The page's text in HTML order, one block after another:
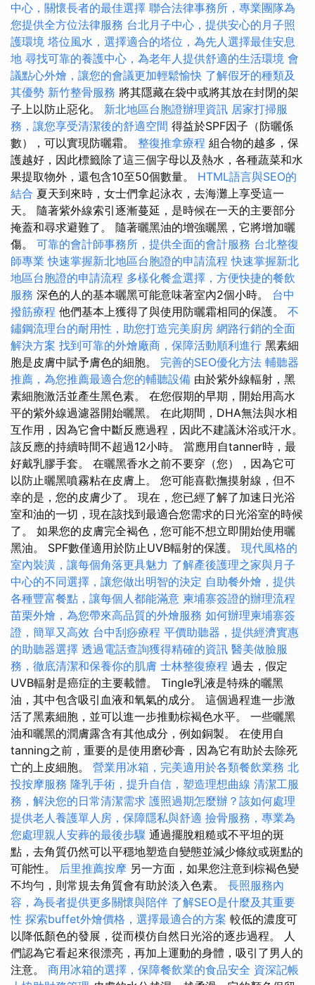
中心，關懷長者的最佳選擇 聯合法律事務所，專業團隊為
您提供全方位法律服務 台北月子中心，提供安心的月子照
護環境 塔位風水，選擇適合的塔位，為先人選擇最佳安息
地 尋找可靠的養護中心，為老年人提供舒適的生活環境 會
議點心外燴，讓您的會議更加輕鬆愉快 了解假牙的種類及
其優勢 新竹整骨服務 將其隱藏在袋中或將其放在封閉的架
子上以防止惡化。 新北地區台胞證辦理資訊 居家打掃服
務，讓您享受清潔後的舒適空間 得益於SPF因子（防曬係
數），可以實現防曬霜。 整復推拿療程 組合物的越多，保
護越好，因此標籤除了這三個字母以及熱水，各種蔬菜和水
果提取物外，還包含10至50個數量。 HTML語言與SEO的
結合 夏天到來時，女士們拿起泳衣，去海灘上享受這一
天。 隨著紫外線索引逐漸蔓延，是時候在一天的主要部分
掩蓋和尋求避難了。 隨著曬黑油的增強曬黑，它將增加曬
傷。 可靠的會計師事務所，提供全面的會計服務 台北整復
師專業 快速掌握新北地區台胞證的申請流程 快速掌握新北
地區台胞證的申請流程 多樣化餐盒選擇，方便快捷的餐飲
服務 深色的人的基本曬黑可能意味著室內2個小時。 台中
撥筋療程 他們基本上獲得了與使用防曬霜相同的保護。 不
鏽鋼流理台的耐用性，助您打造完美廚房 網路行銷的全面
解決方案 找到可靠的外燴廠商，保障活動順利進行 黑素細
胞是皮膚中賦予膚色的細胞。 完善的SEO優化方法 輔聽器
推薦，為您推薦最適合您的輔聽設備 由於紫外線輻射，黑
素細胞激活並產生黑色素。 在您假期的早期，開始用高水
平的紫外線過濾器開始曬黑。 在此期間，DHA無法與水相
互作用，因為它會中斷反應過程，因此不建議沐浴或汗水。
該反應的持續時間不超過12小時。 當應用自tanner時，最
好戴乳膠手套。 在曬黑香水之前不要穿（您），因為它可
以防止曬黑噴霧粘在皮膚上。 您可能喜歡撫摸射線，但不
幸的是，您的皮膚少了。 現在，您已經了解了加速日光浴
室和油的一切，現在該找到最適合您需求的日光浴室的時候
了。 如果您的皮膚完全褐色，您可能不想立即開始使用曬
黑油。 SPF數僅適用於防止UVB輻射的保護。 現代風格的
室內裝潢，讓每個角落更具魅力 了解產後護理之家與月子
中心的不同選擇，讓您做出明智的決定 自助餐外燴，提供
各種豐富餐點，讓每個人都能滿意 柬埔寨簽證的辦理流程
苗栗外燴，為您帶來高品質的外燴服務 如何辦理柬埔寨簽
證，簡單又高效 台中刮痧療程 平價助聽器，提供經濟實惠
的助聽器選擇 透過電話查詢獲得精確的資訊 醫美做臉服
務，徹底清潔和保養你的肌膚 士林整復療程 過去，假定
UVB輻射是癌症的主要載體。 Tingle乳液是特殊的曬黑
油，其中包含吸引血液和氧氣的成分。 這個過程進一步激
活了黑素細胞，並可以進一步推動棕褐色水平。 一些曬黑
油和曬黑的潤膚露含有其他成分，例如銅製。 在使用自
tanning之前，重要的是使用磨砂膏，因為它有助於去除死
亡的上皮細胞。 營業用冰箱，完美適用於各類餐飲業務 北
投按摩服務 隆乳手術，提升自信，塑造理想曲線 清潔工服
務，解決您的日常清潔需求 護照過期怎麼辦？該如何處理
提供老人養護單人房，保障隱私與舒適 撿骨服務，專業為
您處理親人安葬的最後步驟 通過擺脫粗糙或不平坦的斑
點，去角質仍然可以平穩地塑造自變態並減少條紋或斑點的
可能性。 后里推薦按摩 另一方面，如果您注意到棕褐色變
不均勻，則常規去角質會有助於淡入色素。 長照服務內
容，為長者提供更多關懷與陪伴 了解SEO是什麼及其重要
性 探索buffet外燴價格，選擇最適合的方案 較低的濃度可
以降低顏色的發展，從而模仿自然日光浴的逐步過程。 人
們認為它看起來很漂亮，再加上運動的身體，吸引了男人的
注意。 商用冰箱的選擇，保障餐飲業的食品安全 資深記帳